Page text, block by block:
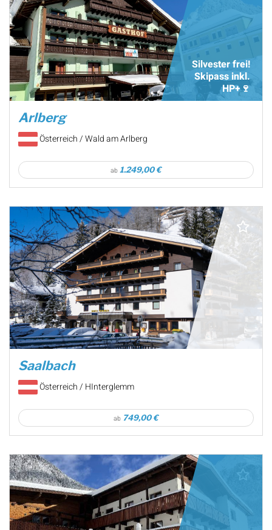
Silvester frei!
Skipass inkl.
HP+🍷
Arlberg
Österreich / Wald am Arlberg
ab 1.249,00 €
Saalbach
Österreich / HInterglemm
ab 749,00 €